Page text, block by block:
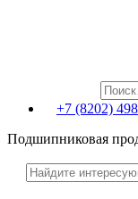
+7 (8202)
Подшипниковая